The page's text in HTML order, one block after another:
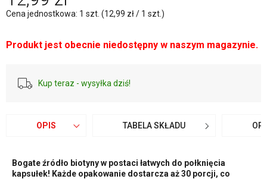
Cena jednostkowa: 1 szt. (12,99 zł / 1 szt.)
Produkt jest obecnie niedostępny w naszym magazynie.
Kup teraz - wysyłka dziś!
OPIS TABELA SKŁADU
Bogate źródło biotyny w postaci łatwych do połknięcia
kapsułek! Każde opakowanie dostarcza aż 30 porcji, co